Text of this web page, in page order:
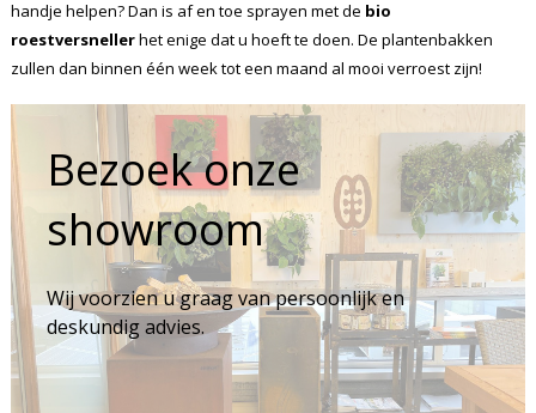
handje helpen? Dan is af en toe sprayen met de bio
roestversnellerhet enige dat u hoeft te doen. De plantenbakken
zullen dan binnen één week tot een maand al mooi verroest zijn!
Bezoek onze
showroom
Wij voorzien u graag van persoonlijk en
deskundig advies.